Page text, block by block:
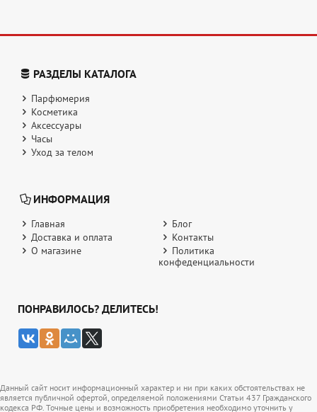
РАЗДЕЛЫ КАТАЛОГА
Парфюмерия
Косметика
Аксессуары
Часы
Уход за телом
ИНФОРМАЦИЯ
Главная
Блог
Доставка и оплата
Контакты
О магазине
Политика
конфеденциальности
ПОНРАВИЛОСЬ? ДЕЛИТЕСЬ!
Данный сайт носит информационный характер и ни при каких обстоятельствах не
является публичной офертой, определяемой положениями Статьи 437 Гражданского
кодекса РФ. Точные цены и возможность приобретения необходимо уточнить у